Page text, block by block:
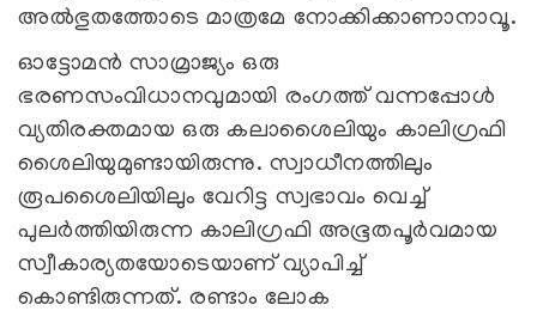
അല്‍ഭുതത്തോടെ മാത്രമേ നോക്കിക്കാണാനാവൂ.
ഓട്ടോമൻ സാമ്രാജ്യം ഒരു
ഭരണസംവിധാനവുമായി രംഗത്ത് വന്നപ്പോൾ
വ്യതിരക്തമായ ഒരു കലാശൈലിയും കാലിഗ്രഫി
ശൈലിയുമുണ്ടായിരുന്നു. സ്വാധീനത്തിലും
രൂപശൈലിയിലും വേറിട്ട സ്വഭാവം വെച്ച്
പുലർത്തിയിരുന്ന കാലിഗ്രഫി അഭൂതപൂർവമായ
സ്വീകാര്യതയോടെയാണ് വ്യാപിച്ച്
കൊണ്ടിരുന്നത്. രണ്ടാം ലോക